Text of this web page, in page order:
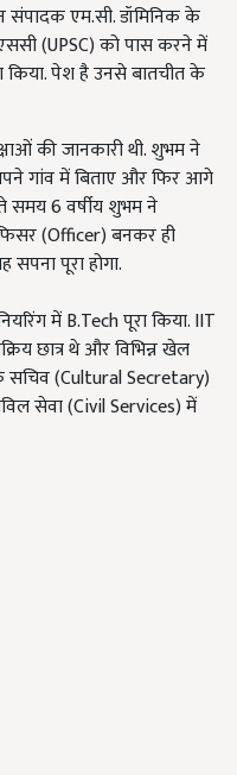
संपादक एम.सी. डॉमिनिक के
(UPSC) को पास करने में
किया. पेश है उनसे बातचीत के
की जानकारी थी. शुभम ने
गांव में बिताए और फिर आगे
समय 6 वर्षीय शुभम ने
(Officer) बनकर ही
सपना पूरा होगा.
में B.Tech पूरा किया. IIT
छात्र थे और विभिन्न खेल
सचिव (Cultural Secretary)
सेवा (Civil Services) में